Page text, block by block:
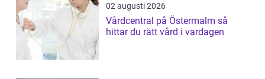
02 augusti 2026
Vårdcentral på Östermalm så
hittar du rätt vård i vardagen